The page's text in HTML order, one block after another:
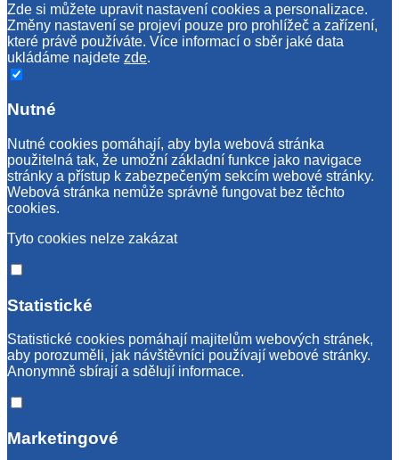
Zde si můžete upravit nastavení cookies a personalizace.
Změny nastavení se projeví pouze pro prohlížeč a zařízení,
které právě používáte. Více informací o sběr jaké data
ukládáme najdete zde.
Nutné
Nutné cookies pomáhají, aby byla webová stránka
použitelná tak, že umožní základní funkce jako navigace
stránky a přístup k zabezpečeným sekcím webové stránky.
Webová stránka nemůže správně fungovat bez těchto
cookies.
Tyto cookies nelze zakázat
Statistické
Statistické cookies pomáhají majitelům webových stránek,
aby porozuměli, jak návštěvníci používají webové stránky.
Anonymně sbírají a sdělují informace.
Marketingové